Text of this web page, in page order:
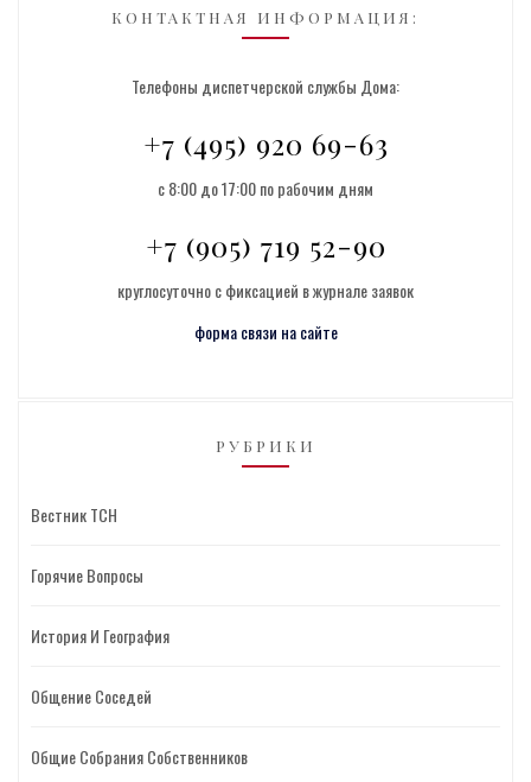
КОНТАКТНАЯ ИНФОРМАЦИЯ:
Телефоны диспетчерской службы Дома:
+7 (495) 920 69-63
с 8:00 до 17:00 по рабочим дням
+7 (905) 719 52-90
круглосуточно с фиксацией в журнале заявок
форма связи на сайте
РУБРИКИ
Вестник ТСН
Горячие Вопросы
История И География
Общение Соседей
Общие Собрания Собственников